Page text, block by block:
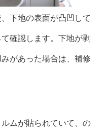
下地の表面が凸凹して
確認します。下地が剥
があった場合は、補修
ムが貼られていて、の